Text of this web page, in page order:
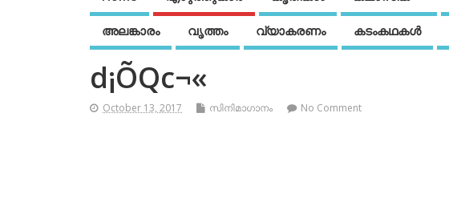
അലങ്കാരം വൃത്തം വ്യാകരണം കടംകഥകള്‍
d¡ÕQc¬«
October 13, 2017 സിനിമാഗാനം No Comment